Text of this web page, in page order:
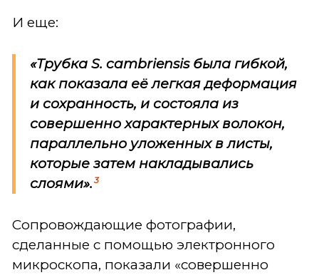
И еще:
«Трубка S. cambriensisбыла гибкой,
как показала её легкая деформация
и сохранность, и состояла из
совершенно характерных волокон,
параллельно уложенных в листы,
которые затем накладывались
слоями». 3
Сопровождающие фотографии,
сделанные с помощью электронного
микроскопа, показали «совершенно